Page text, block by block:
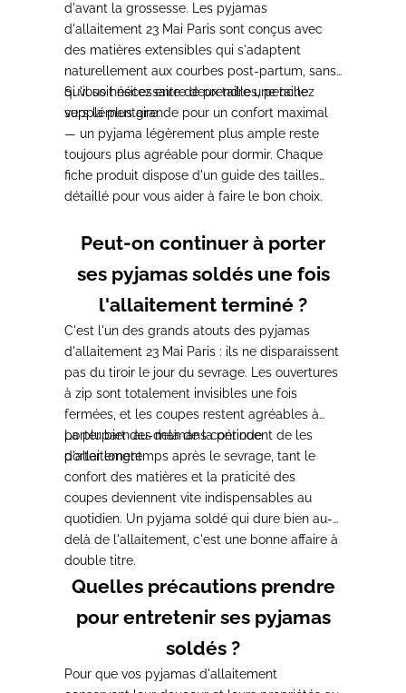
d'avant la grossesse. Les pyjamas
d'allaitement 23 Mai Paris sont conçus avec
des matières extensibles qui s'adaptent
naturellement aux courbes post-partum, sans
qu'il soit nécessaire de prendre une taille
supplémentaire.
Si vous hésitez entre deux tailles, penchez
vers la plus grande pour un confort maximal
— un pyjama légèrement plus ample reste
toujours plus agréable pour dormir. Chaque
fiche produit dispose d'un guide des tailles
détaillé pour vous aider à faire le bon choix.
Peut-on continuer à porter
ses pyjamas soldés une fois
l'allaitement terminé ?
C'est l'un des grands atouts des pyjamas
d'allaitement 23 Mai Paris : ils ne disparaissent
pas du tiroir le jour du sevrage. Les ouvertures
à zip sont totalement invisibles une fois
fermées, et les coupes restent agréables à
porter bien au-delà de la période
d'allaitement.
La plupart des mamans continuent de les
porter longtemps après le sevrage, tant le
confort des matières et la praticité des
coupes deviennent vite indispensables au
quotidien. Un pyjama soldé qui dure bien au-
delà de l'allaitement, c'est une bonne affaire à
double titre.
Quelles précautions prendre
pour entretenir ses pyjamas
soldés ?
Pour que vos pyjamas d'allaitement